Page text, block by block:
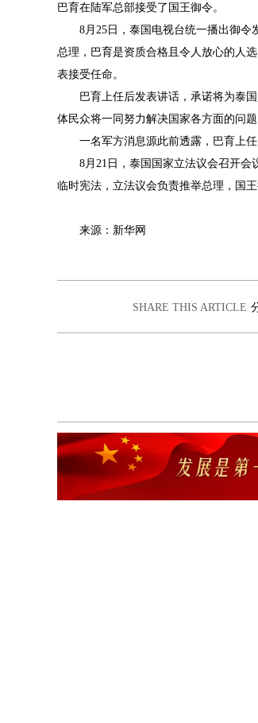
巴育在陆军总部接受了国王御令。
8月25日， 泰国电视台统一播出御令
总理，巴育是资质合格且令人放心的人
表接受任命。
巴育上任后发表讲话，承诺将为泰国
体民众将一同努力解决国家各方面的问题
一名军方消息源此前透露，巴育上任
8月21日，泰国国家立法议会召开
临时宪法，立法议会负责推举总理，国王
来源：新华网
SHARE THIS ARTICLE